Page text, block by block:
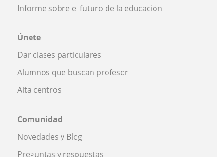
Informe sobre el futuro de la educación
Únete
Dar clases particulares
Alumnos que buscan profesor
Alta centros
Comunidad
Novedades y Blog
Preguntas y respuestas